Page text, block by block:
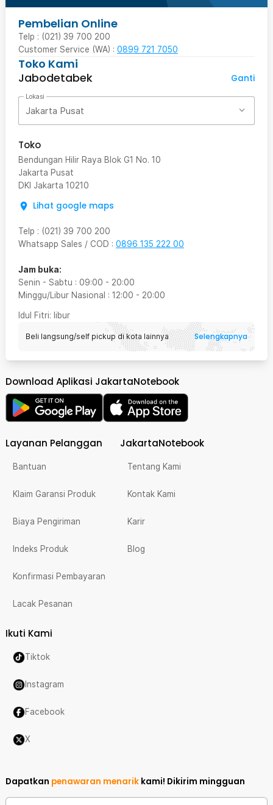
Pembelian Online
Telp : (021) 39 700 200
Customer Service (WA) : 0899 721 7050
Toko Kami
Jabodetabek
Ganti
Lokasi
Jakarta Pusat
Toko
Bendungan Hilir Raya Blok G1 No. 10
Jakarta Pusat
DKI Jakarta 10210
Lihat google maps
Telp : (021) 39 700 200
Whatsapp Sales / COD : 0896 135 222 00
Jam buka:
Senin - Sabtu : 09:00 - 20:00
Minggu/Libur Nasional : 12:00 - 20:00
Idul Fitri: libur
Beli langsung/self pickup di kota lainnya Selengkapnya
Download Aplikasi JakartaNotebook
Layanan Pelanggan
Bantuan
Klaim Garansi Produk
Biaya Pengiriman
Indeks Produk
Konfirmasi Pembayaran
Lacak Pesanan
JakartaNotebook
Tentang Kami
Kontak Kami
Karir
Blog
Ikuti Kami
Tiktok
Instagram
Facebook
X
Dapatkan penawaran menarik kami! Dikirim mingguan